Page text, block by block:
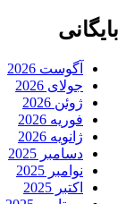
بایگانی
آگوست 2026
جولای 2026
ژوئن 2026
فوریه 2026
ژانویه 2026
دسامبر 2025
نوامبر 2025
اکتبر 2025